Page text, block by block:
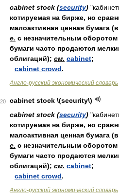
cabinet stock (security)
котируемая на бирже, но
малоактивная ценная бумага
е. с незначительным
бумаги часто продаются
облигаций); см. cabinet;
cabinet crowd.
Англо-русский экономический словарь
20
cabinet stock \(security\)
cabinet stock (security)
котируемая на бирже, но
малоактивная ценная бумага
е. с незначительным
бумаги часто продаются
облигаций); см. cabinet;
cabinet crowd.
Англо-русский экономический словарь